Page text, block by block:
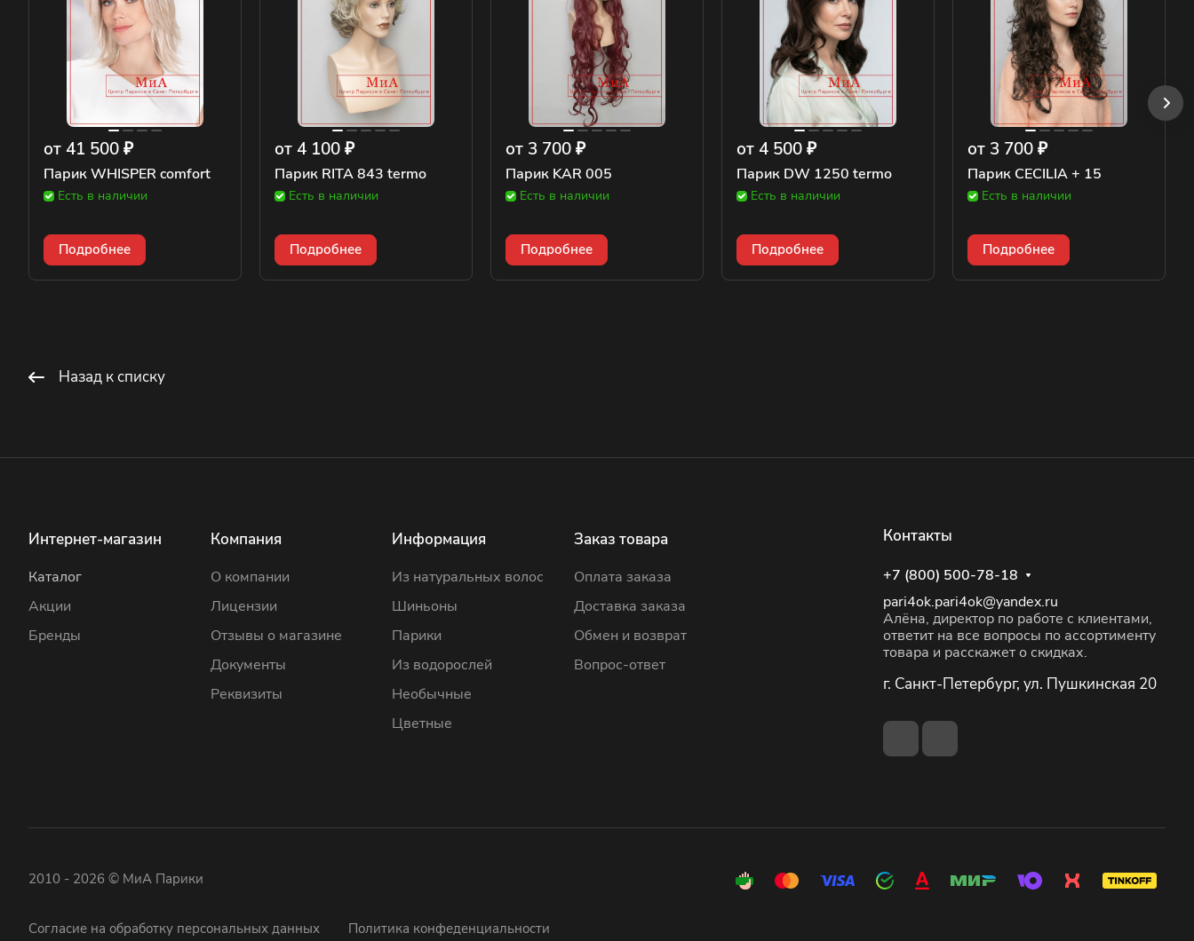
от 41 500 ₽
Парик WHISPER comfort
Есть в наличии
Подробнее
от 4 100 ₽
Парик RITA 843 termo
Есть в наличии
Подробнее
от 3 700 ₽
Парик KAR 005
Есть в наличии
Подробнее
от 4 500 ₽
Парик DW 1250 termo
Есть в наличии
Подробнее
от 3 700 ₽
Парик CECILIA + 15
Есть в наличии
Подробнее
Назад к списку
Интернет-магазин
Каталог
Акции
Бренды
Компания
О компании
Лицензии
Отзывы о магазине
Документы
Реквизиты
Информация
Из натуральных волос
Шиньоны
Парики
Из водорослей
Необычные
Цветные
Заказ товара
Оплата заказа
Доставка заказа
Обмен и возврат
Вопрос-ответ
Контакты
+7 (800) 500-78-18
pari4ok.pari4ok@yandex.ru
Алёна, директор по работе с клиентами,
ответит на все вопросы по ассортименту
товара и расскажет о скидках.
г. Санкт-Петербург, ул. Пушкинская 20
2010 - 2026 © МиА Парики
Согласие на обработку персональных данных Политика конфеденциальности